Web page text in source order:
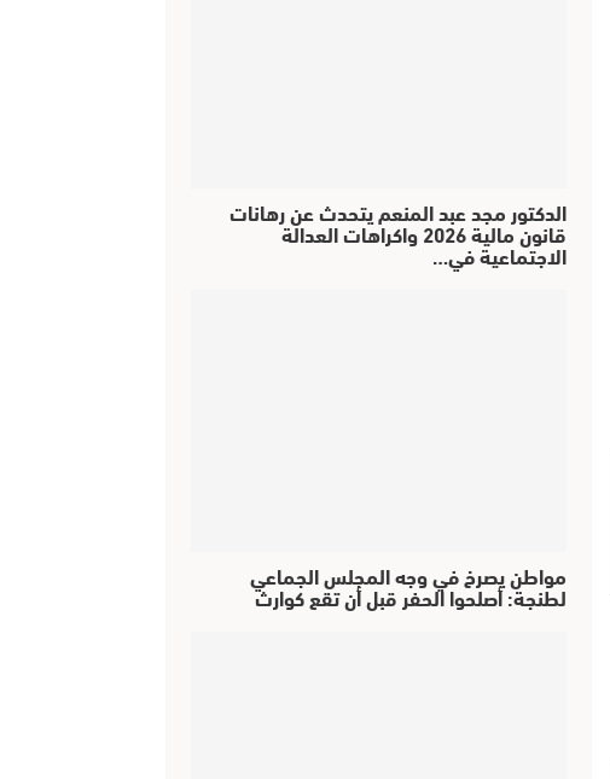
الدكتور مجد عبد المنعم يتحدث عن رهانات
قانون مالية 2026 واكراهات العدالة
الاجتماعية في…
مواطن يصرخ في وجه المجلس الجماعي
لطنجة: أصلحوا الحفر قبل أن تقع كوارث